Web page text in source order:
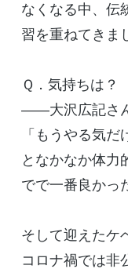
なくなる中、伝
習を重ねてきま
Ｑ．気持ちは？
――大沢広記さ
「もうやる気
となかなか体力
でで一番良かっ
そして迎えたケ
コロナ禍では非